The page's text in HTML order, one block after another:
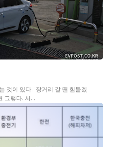
것이 있다. '장거리 갈 땐 힘들겠
그렇다. 서...